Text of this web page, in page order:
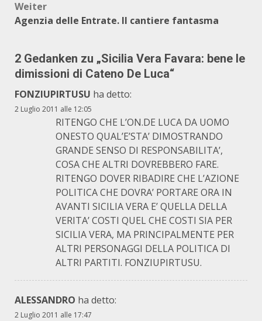
Weiter
Agenzia delle Entrate. Il cantiere fantasma
2 Gedanken zu „Sicilia Vera Favara: bene le
dimissioni di Cateno De Luca“
FONZIUPIRTUSU ha detto:
2 Luglio 2011 alle 12:05
RITENGO CHE L’ON.DE LUCA DA UOMO
ONESTO QUAL’E’STA’ DIMOSTRANDO
GRANDE SENSO DI RESPONSABILITA’,
COSA CHE ALTRI DOVREBBERO FARE.
RITENGO DOVER RIBADIRE CHE L’AZIONE
POLITICA CHE DOVRA’ PORTARE ORA IN
AVANTI SICILIA VERA E’ QUELLA DELLA
VERITA’ COSTI QUEL CHE COSTI SIA PER
SICILIA VERA, MA PRINCIPALMENTE PER
ALTRI PERSONAGGI DELLA POLITICA DI
ALTRI PARTITI. FONZIUPIRTUSU.
ALESSANDRO ha detto:
2 Luglio 2011 alle 17:47